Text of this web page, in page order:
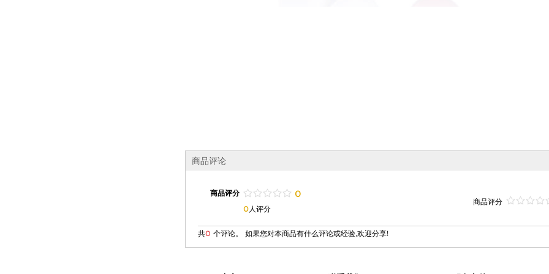
商品评论
商品评分 / / / / /
. . . . . 0
0人评分
商品评分 / / / /
. . . .
共0 个评论。 如果您对本商品有什么评论或经验,欢迎分享!